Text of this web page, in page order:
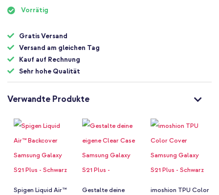
springenVorrätig
Gratis Versand
Versand am gleichen Tag
Kauf auf Rechnung
Sehr hohe Qualität
Verwandte Produkte
Spigen Liquid Air™
Gestalte deine
imoshion TPU Color